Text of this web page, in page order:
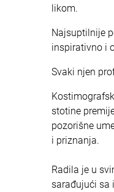
likom.
Najsuptilnije
inspirativno i
Svaki njen
stotine
pozorišne
i priznanja.
Radila je u
sarađujući sa